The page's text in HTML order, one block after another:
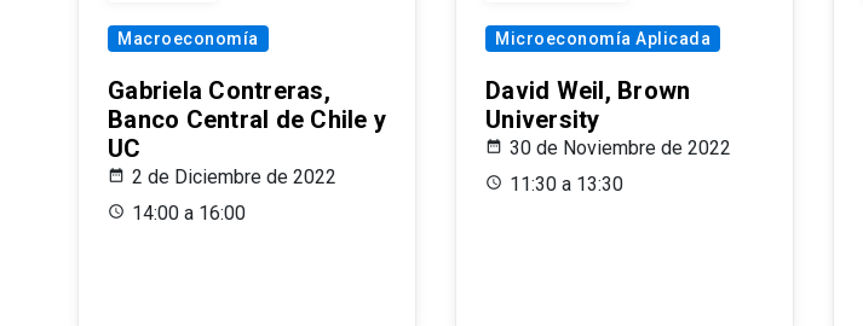
Macroeconomía
Gabriela Contreras,
Banco Central de Chile y
UC
2 de Diciembre de 2022
14:00 a 16:00
Microeconomía Aplicada
David Weil, Brown
University
30 de Noviembre de 2022
11:30 a 13:30